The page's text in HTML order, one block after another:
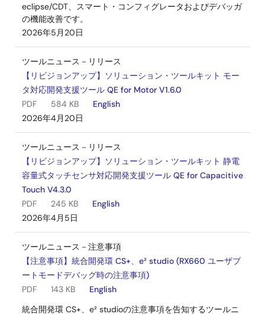
eclipse/CDT、スマート・コンフィグレータおよびデバッガ
の機能改善です。
2026年5月20日
ツールニュース－リリース
【リビジョンアップ】ソリューション・ツールキット モー
タ対応開発支援ツール QE for Motor V1.6.0
PDF
584 KB
English
2026年4月20日
ツールニュース－リリース
【リビジョンアップ】ソリューション・ツールキット 静電
容量式タッチセンサ対応開発支援ツール QE for Capacitive
Touch V4.3.0
PDF
245 KB
English
2026年4月5日
ツールニュース－注意事項
【注意事項】統合開発環 CS+、e² studio (RX660 ユーザブ
ートモードデバッグ時の注意事項)
PDF
143 KB
English
統合開発環 CS+、e² studioの注意事項を告知するツールニ